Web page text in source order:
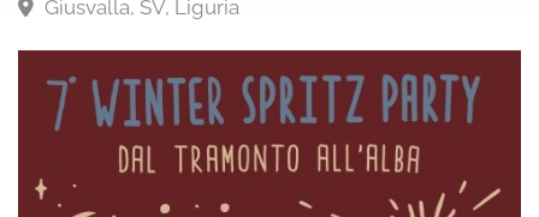
Giusvalla, SV, Liguria